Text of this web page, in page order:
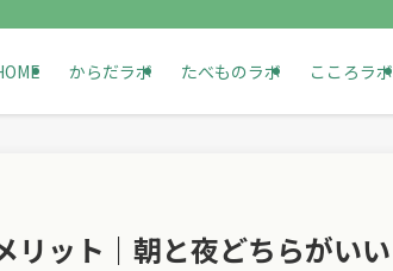
からだラボ たべものラボ こころラボ
リット｜朝と夜どちらがいい